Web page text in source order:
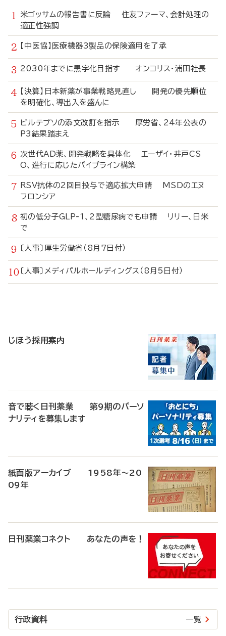
米ゴッサムの報告書に反論 住友ファーマ、会計処理の
適正性強調
【中医協】医療機器3製品の保険適用を了承
2030年までに黒字化目指す オンコリス・浦田社長
【決算】日本新薬が事業戦略見直し 開発の優先順位
を明確化、導出入を盛んに
ビルテプソの添文改訂を指示 厚労省、24年公表の
P3結果踏まえ
次世代AD薬、開発戦略を具体化 エーザイ・井戸CS
O、進行に応じたパイプライン構築
RSV抗体の2回目投与で適応拡大申請 MSDのエヌ
フロンシア
初の低分子GLP-1、2型糖尿病でも申請 リリー、日米
で
〔人事〕厚生労働省（8月7日付）
〔人事〕メディパルホールディングス（8月5日付）
じほう採用案内
音で聴く日刊薬業 第9期のパーソ
ナリティを募集します
紙面版アーカイブ 1958年～20
09年
日刊薬業コネクト あなたの声を！
行政資料 一覧